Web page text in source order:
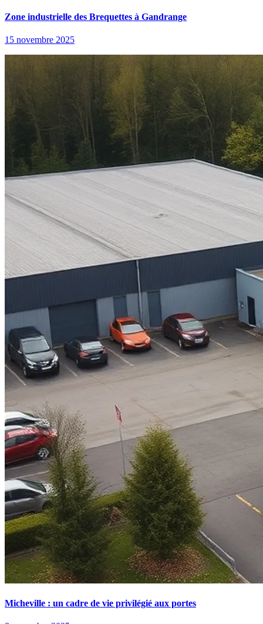
Zone industrielle des Brequettes à Gandrange
15 novembre 2025
Micheville : un cadre de vie privilégié aux portes